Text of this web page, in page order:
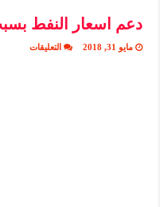
دعم اسعار النفط
مايو 31, 2018 التعليقاتعلى